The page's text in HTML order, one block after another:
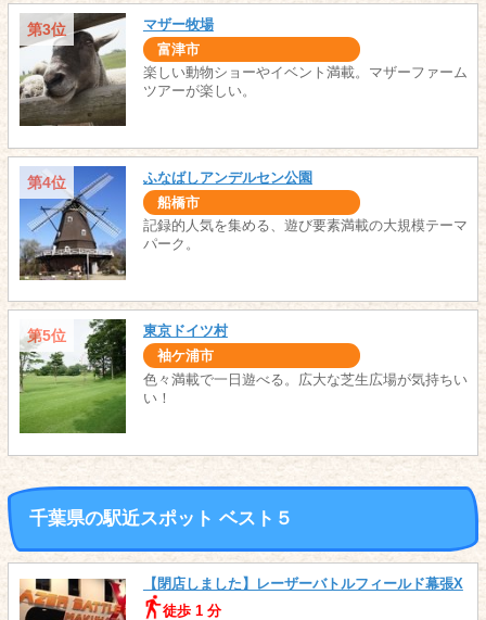
第3位 マザー牧場
富津市
楽しい動物ショーやイベント満載。マザーファーム
ツアーが楽しい。
第4位 ふなばしアンデルセン公園
船橋市
記録的人気を集める、遊び要素満載の大規模テーマ
パーク。
第5位 東京ドイツ村
袖ケ浦市
色々満載で一日遊べる。広大な芝生広場が気持ちい
い！
千葉県の駅近スポット ベスト５
【閉店しました】レーザーバトルフィールド幕張X
徒歩 1 分